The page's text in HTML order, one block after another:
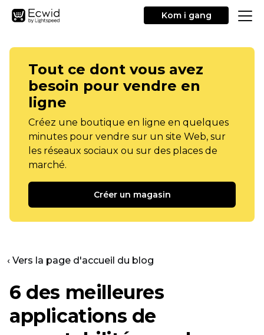
Kom i gang
Tout ce dont vous avez
besoin pour vendre en
ligne
Créez une boutique en ligne en quelques
minutes pour vendre sur un site Web, sur
les réseaux sociaux ou sur des places de
marché.
Créer un magasin
‹ Vers la page d'accueil du blog
6 des meilleures
applications de